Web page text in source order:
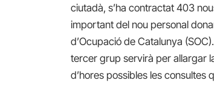
ciutadà, s’ha contractat 403
important del nou personal
d’Ocupació de Catalunya
tercer grup servirà per allargar
d’hores possibles les consultes